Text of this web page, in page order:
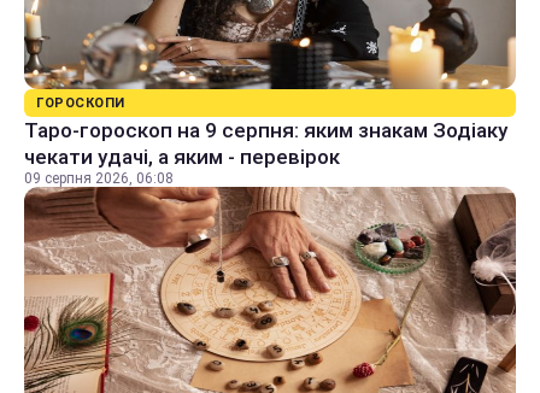
ГОРОСКОПИ
Таро-гороскоп на 9 серпня: яким знакам Зодіаку
чекати удачі, а яким - перевірок
09 серпня 2026, 06:08